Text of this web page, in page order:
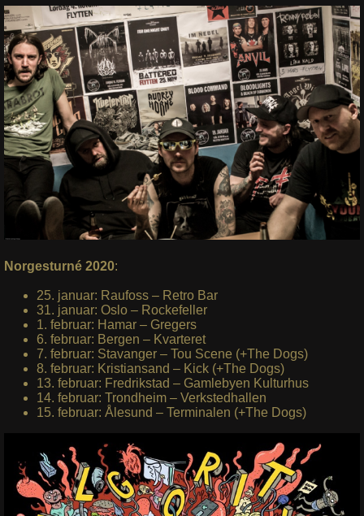
Norgesturné 2020:
25. januar: Raufoss – Retro Bar
31. januar: Oslo – Rockefeller
1. februar: Hamar – Gregers
6. februar: Bergen – Kvarteret
7. februar: Stavanger – Tou Scene (+The Dogs)
8. februar: Kristiansand – Kick (+The Dogs)
13. februar: Fredrikstad – Gamlebyen Kulturhus
14. februar: Trondheim – Verkstedhallen
15. februar: Ålesund – Terminalen (+The Dogs)